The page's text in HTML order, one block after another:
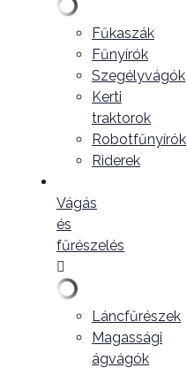
Fűkaszák
Fűnyírók
Szegélyvágók
Kerti
traktorok
Robotfűnyírók
Riderek
Vágás
és
fűrészelés
Láncfűrészek
Magassági
ágvágók